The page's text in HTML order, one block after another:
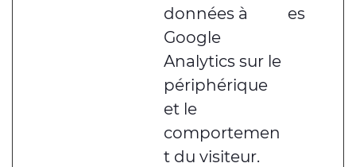
données à
Google
Analytics sur le
périphérique
et le
comportemen
t du visiteur.
es